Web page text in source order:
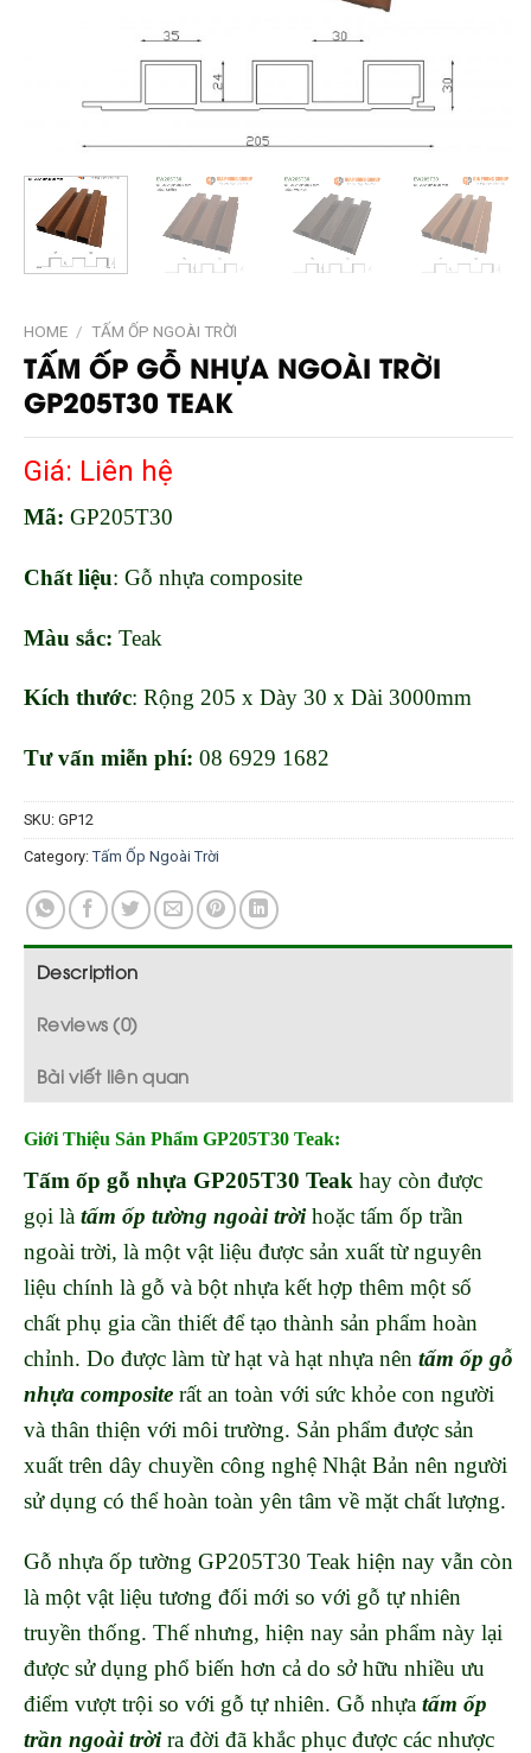
HOME / TẤM ỐP NGOÀI TRỜI
TẤM ỐP GỖ NHỰA NGOÀI TRỜI
GP205T30 TEAK
Giá: Liên hệ
Mã: GP205T30
Chất liệu: Gỗ nhựa composite
Màu sắc: Teak
Kích thước: Rộng 205 x Dày 30 x Dài 3000mm
Tư vấn miễn phí: 08 6929 1682
SKU: GP12
Category: Tấm Ốp Ngoài Trời
Description
Reviews (0)
Bài viết liên quan
Giới Thiệu Sản Phẩm GP205T30 Teak:
Tấm ốp gỗ nhựa GP205T30 Teak hay còn được
gọi là tấm ốp tường ngoài trờihoặc tấm ốp trần
ngoài trời, là một vật liệu được sản xuất từ nguyên
liệu chính là gỗ và bột nhựa kết hợp thêm một số
chất phụ gia cần thiết để tạo thành sản phẩm hoàn
chỉnh. Do được làm từ hạt và hạt nhựa nên tấm ốp gỗ
nhựa composite rất an toàn với sức khỏe con người
và thân thiện với môi trường. Sản phẩm được sản
xuất trên dây chuyền công nghệ Nhật Bản nên người
sử dụng có thể hoàn toàn yên tâm về mặt chất lượng.
Gỗ nhựa ốp tường GP205T30 Teak hiện nay vẫn còn
là một vật liệu tương đối mới so với gỗ tự nhiên
truyền thống. Thế nhưng, hiện nay sản phẩm này lại
được sử dụng phổ biến hơn cả do sở hữu nhiều ưu
điểm vượt trội so với gỗ tự nhiên. Gỗ nhựa tấm ốp
trần ngoài trờira đời đã khắc phục được các nhược